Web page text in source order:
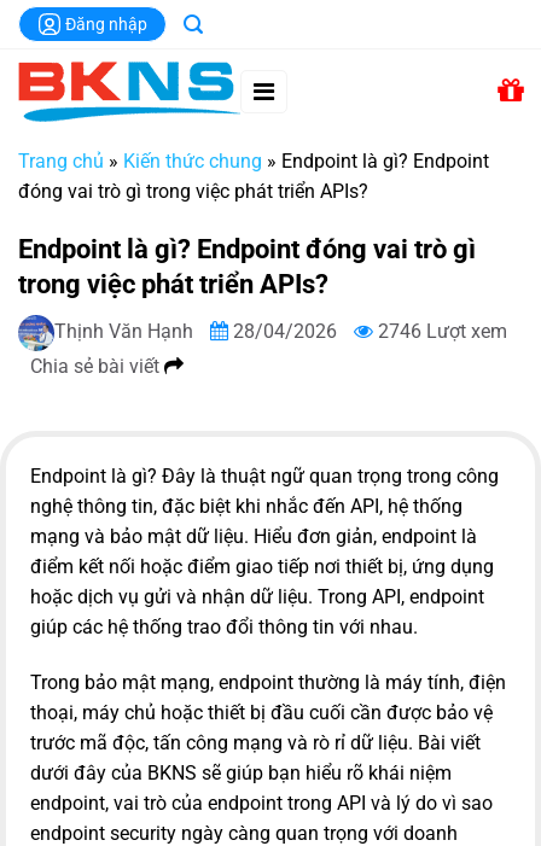
Chuyển
đến
dung
Đăng nhập
Trang chủ » Kiến thức chung » Endpoint là gì? Endpoint
đóng vai trò gì trong việc phát triển APIs?
Endpoint là gì? Endpoint đóng vai trò gì
trong việc phát triển APIs?
Thịnh Văn Hạnh 28/04/2026
2746 Lượt xem
Chia sẻ bài viết
Endpoint là gì? Đây là thuật ngữ quan trọng trong công
nghệ thông tin, đặc biệt khi nhắc đến API, hệ thống
mạng và bảo mật dữ liệu. Hiểu đơn giản, endpoint là
điểm kết nối hoặc điểm giao tiếp nơi thiết bị, ứng dụng
hoặc dịch vụ gửi và nhận dữ liệu. Trong API, endpoint
giúp các hệ thống trao đổi thông tin với nhau.
Trong bảo mật mạng, endpoint thường là máy tính, điện
thoại, máy chủ hoặc thiết bị đầu cuối cần được bảo vệ
trước mã độc, tấn công mạng và rò rỉ dữ liệu. Bài viết
dưới đây của BKNS sẽ giúp bạn hiểu rõ khái niệm
endpoint, vai trò của endpoint trong API và lý do vì sao
endpoint security ngày càng quan trọng với doanh